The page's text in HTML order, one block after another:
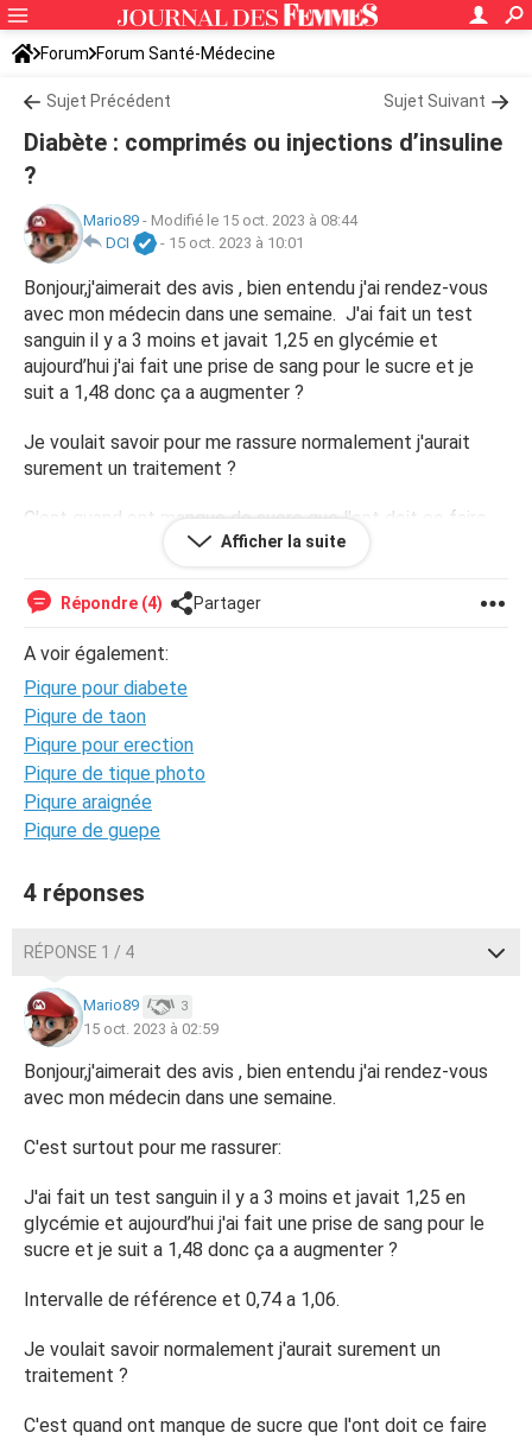
Forum Forum Santé-Médecine
Symptômes et maladies courantes
Sujet Précédent Sujet Suivant
Diabète : comprimés ou injections d’insuline
?
Mario89 - Modifié le 15 oct. 2023 à 08:44
DCI
- 15 oct. 2023 à 10:01
Bonjour,j'aimerait des avis , bien entendu j'ai rendez-vous
avec mon médecin dans une semaine. J'ai fait un test
sanguin il y a 3 moins et javait 1,25 en glycémie et
aujourd’hui j'ai fait une prise de sang pour le sucre et je
suit a 1,48 donc ça a augmenter ?
Je voulait savoir pour me rassure normalement j'aurait
surement un traitement ?
C'est quand ont manque de sucre que l'ont doit ce faire
des injections tout les jours ?
Ne pas remettre à demain ce que l'on peut faire aujourd'hui
Afficher la suite
Répondre (4) Partager
A voir également:
Piqure pour diabete
Piqure de taon
Piqure pour erection
Piqure de tique photo
Piqure araignée
Piqure de guepe
4 réponses
RÉPONSE 1 / 4
Mario89 3
15 oct. 2023 à 02:59
Bonjour,j'aimerait des avis , bien entendu j'ai rendez-vous
avec mon médecin dans une semaine.
C'est surtout pour me rassurer:
J'ai fait un test sanguin il y a 3 moins et javait 1,25 en
glycémie et aujourd’hui j'ai fait une prise de sang pour le
sucre et je suit a 1,48 donc ça a augmenter ?
Intervalle de référence et 0,74 a 1,06.
Je voulait savoir normalement j'aurait surement un
traitement ?
C'est quand ont manque de sucre que l'ont doit ce faire